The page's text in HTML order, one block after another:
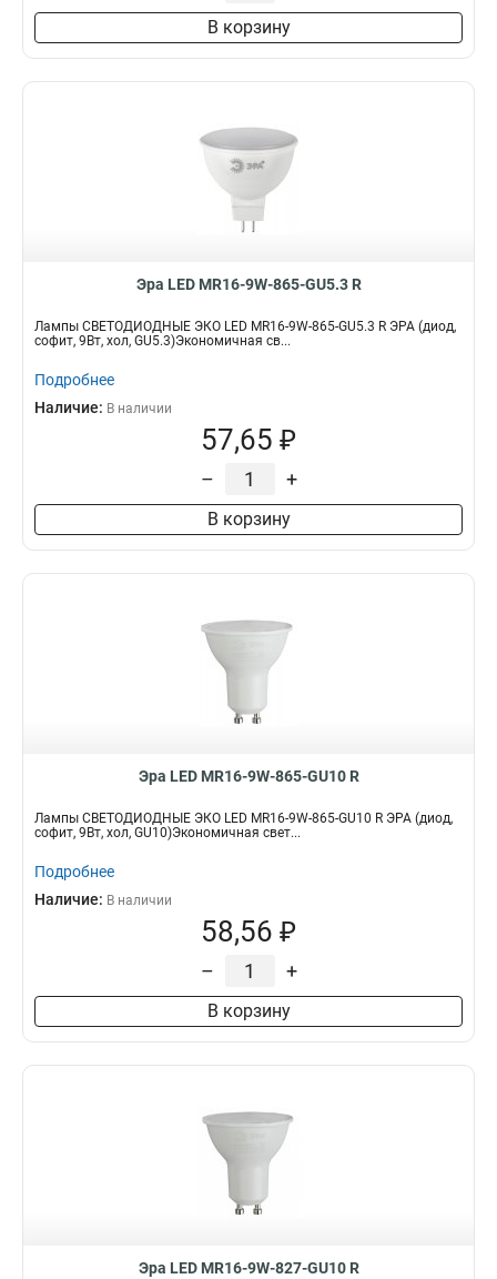
В корзину
Эра LED MR16-9W-865-GU5.3 R
Лампы СВЕТОДИОДНЫЕ ЭКО LED MR16-9W-865-GU5.3 R ЭРА (диод,
софит, 9Вт, хол, GU5.3)Экономичная св...
Подробнее
Наличие: В наличии
57,65 ₽
– +
В корзину
Эра LED MR16-9W-865-GU10 R
Лампы СВЕТОДИОДНЫЕ ЭКО LED MR16-9W-865-GU10 R ЭРА (диод,
софит, 9Вт, хол, GU10)Экономичная свет...
Подробнее
Наличие: В наличии
58,56 ₽
– +
В корзину
Эра LED MR16-9W-827-GU10 R